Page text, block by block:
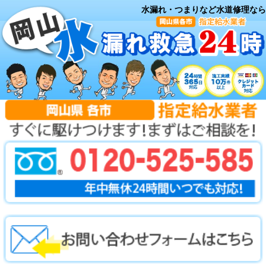
水漏れ・つまりなど水道修理なら